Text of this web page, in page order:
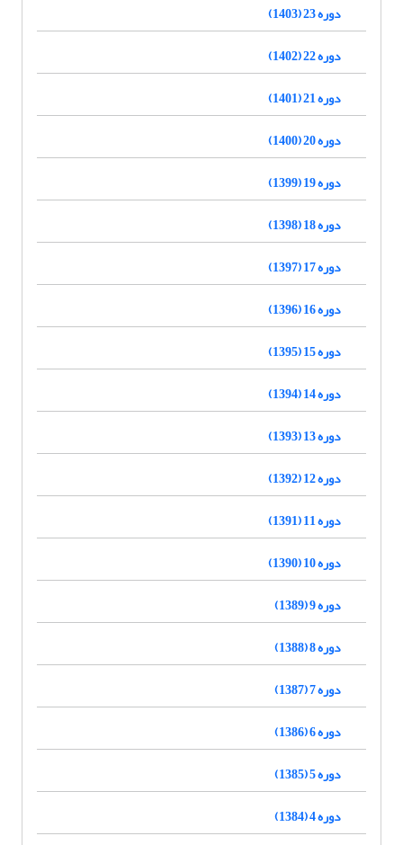
دوره 23 (1403)
دوره 22 (1402)
دوره 21 (1401)
دوره 20 (1400)
دوره 19 (1399)
دوره 18 (1398)
دوره 17 (1397)
دوره 16 (1396)
دوره 15 (1395)
دوره 14 (1394)
دوره 13 (1393)
دوره 12 (1392)
دوره 11 (1391)
دوره 10 (1390)
دوره 9 (1389)
دوره 8 (1388)
دوره 7 (1387)
دوره 6 (1386)
دوره 5 (1385)
دوره 4 (1384)